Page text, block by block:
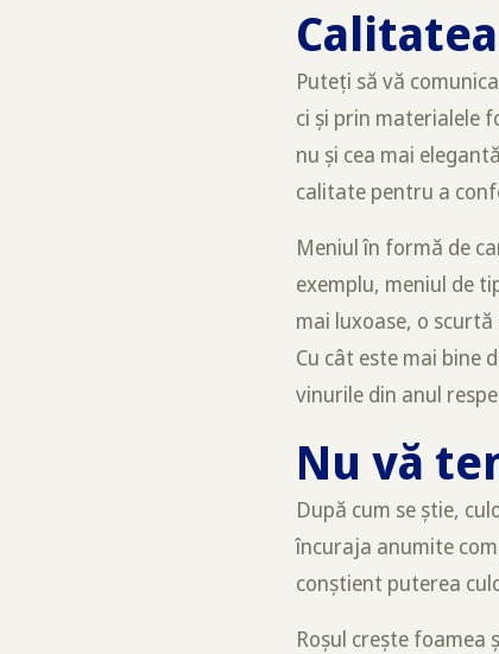
Puteți să vă
ci și prin materialele
nu și cea mai
calitate pentru a
Meniul în formă de
exemplu, meniul de
mai luxoase, o
Cu cât este mai bine
vinurile din anul
Nu vă
După cum se știe,
încuraja anumite
conștient puterea
Roșul crește foamea